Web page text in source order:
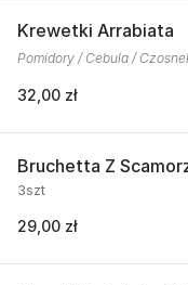
Krewetki Arrabiata
Pomidory / Cebula /
32,00 zł
Bruchetta Z
3szt
29,00 zł